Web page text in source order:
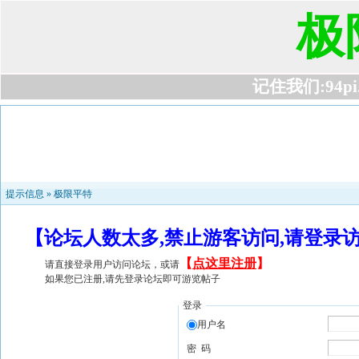
极
记住我们
提示信息 » 极限平特
【论坛人数太多,禁止游客访问,请登
请直接登录用户访问论坛，或请 【 点这里注册】
如果您已注册,请先登录论坛即可游览帖子
登录
用户名
密 码